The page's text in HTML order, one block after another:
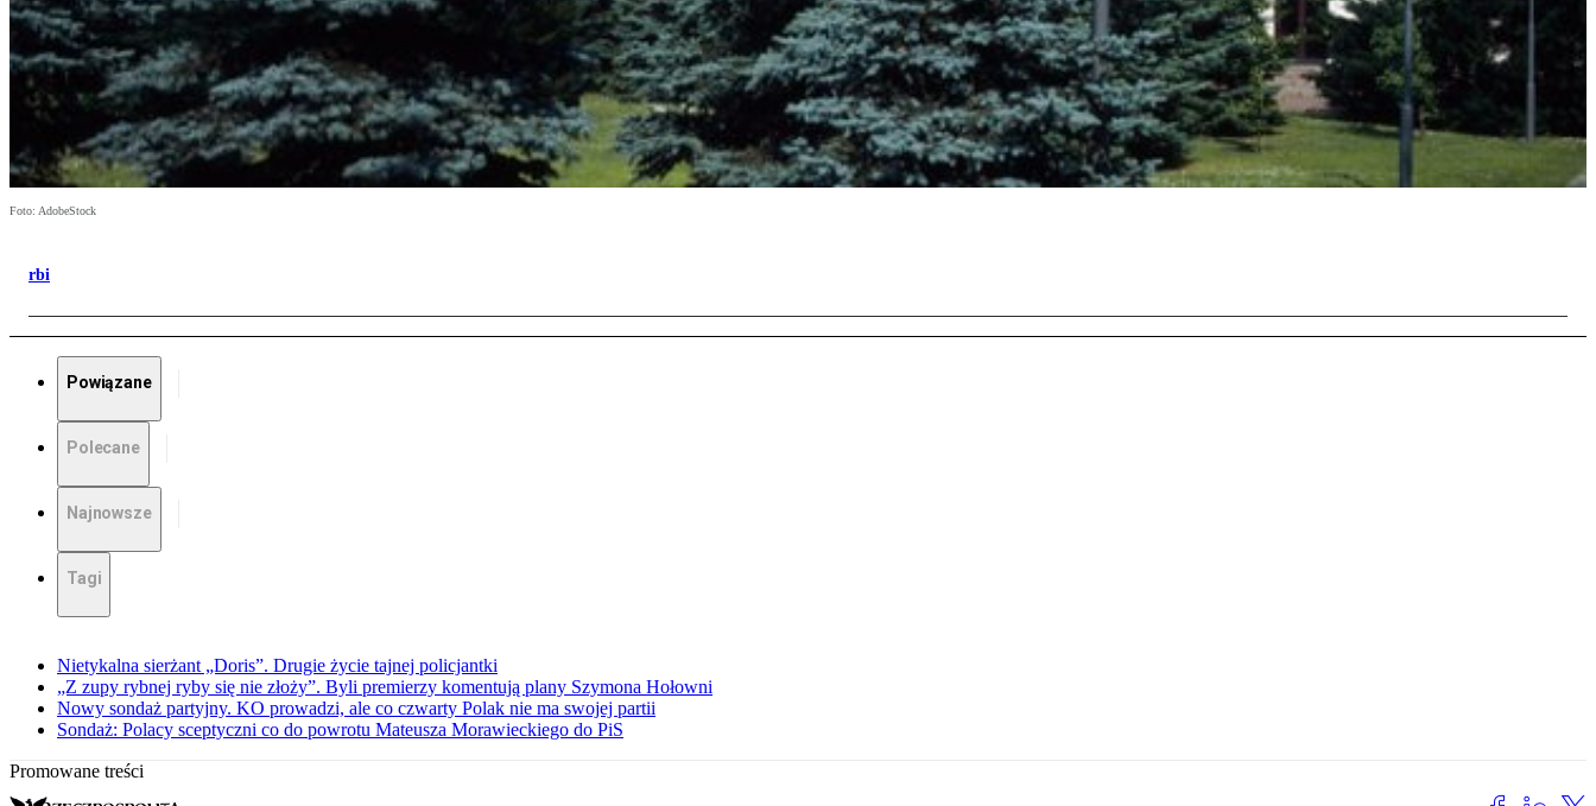
Foto: AdobeStock
rbi
Powiązane
Polecane
Najnowsze
Tagi
Nietykalna sierżant „Doris”. Drugie życie tajnej policjantki
„Z zupy rybnej ryby się nie złoży”. Byli premierzy komentują plany Szymona Hołowni
Nowy sondaż partyjny. KO prowadzi, ale co czwarty Polak nie ma swojej partii
Sondaż: Polacy sceptyczni co do powrotu Mateusza Morawieckiego do PiS
Promowane treści